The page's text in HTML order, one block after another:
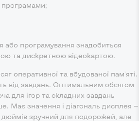
або програмування знадобиться
та дискретною відеокартою.
оперативної та вбудованої пам'яті.
від завдань. Оптимальним обсягом
для ігор та складних завдань
Має значення і діагональ дисплея —
дюймів зручний для подорожей, але